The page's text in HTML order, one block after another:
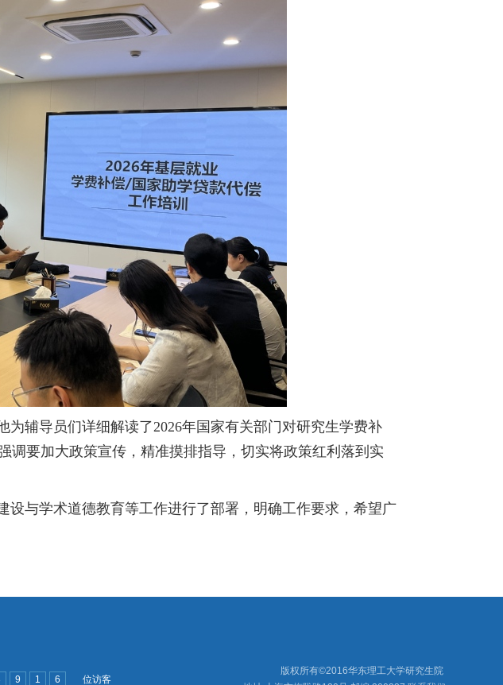
辅导员们详细解读了2026年国家有关部门对研究生学费补
要加大政策宣传，精准摸排指导，切实将政策红利落到实
与学术道德教育等工作进行了部署，明确工作要求，希望广
9 1 6 位访客
版权所有©2016华东理工大学研究生院